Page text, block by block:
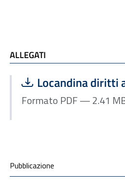
ALLEGATI
ALLEGATI
Scarica file:
Locandina diritti
Formato PDF —
Condivisione social
Pubblicazione